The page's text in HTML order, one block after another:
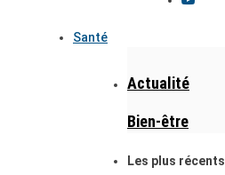
Santé
Actualité
Bien-être
Les plus récents